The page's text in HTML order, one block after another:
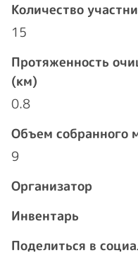
Количество
15
Протяженность
(км)
0.8
Объем собранного
9
Организатор
Инвентарь
Поделиться в